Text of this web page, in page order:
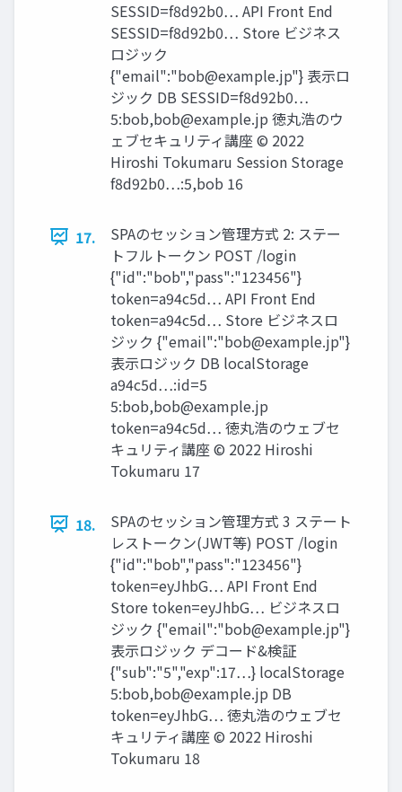
SESSID=f8d92b0… API Front End
SESSID=f8d92b0… Store ビジネス
ロジック
{"email":"bob@example.jp"} 表示ロ
ジック DB SESSID=f8d92b0…
5:bob,bob@example.jp 徳丸浩のウ
ェブセキュリティ講座 © 2022
Hiroshi Tokumaru Session Storage
f8d92b0…:5,bob 16
17.
SPAのセッション管理方式 2: ステー
トフルトークン POST /login
{"id":"bob","pass":"123456"}
token=a94c5d… API Front End
token=a94c5d… Store ビジネスロ
ジック {"email":"bob@example.jp"}
表示ロジック DB localStorage
a94c5d…:id=5
5:bob,bob@example.jp
token=a94c5d… 徳丸浩のウェブセ
キュリティ講座 © 2022 Hiroshi
Tokumaru 17
18.
SPAのセッション管理方式 3 ステート
レストークン(JWT等) POST /login
{"id":"bob","pass":"123456"}
token=eyJhbG… API Front End
Store token=eyJhbG… ビジネスロ
ジック {"email":"bob@example.jp"}
表示ロジック デコード&検証
{"sub":"5","exp":17…} localStorage
5:bob,bob@example.jp DB
token=eyJhbG… 徳丸浩のウェブセ
キュリティ講座 © 2022 Hiroshi
Tokumaru 18